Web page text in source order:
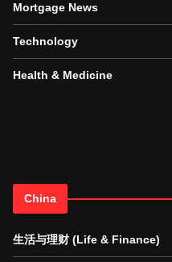
Mortgage News
Technology
Health & Medicine
China
生活与理财 (Life & Finance)